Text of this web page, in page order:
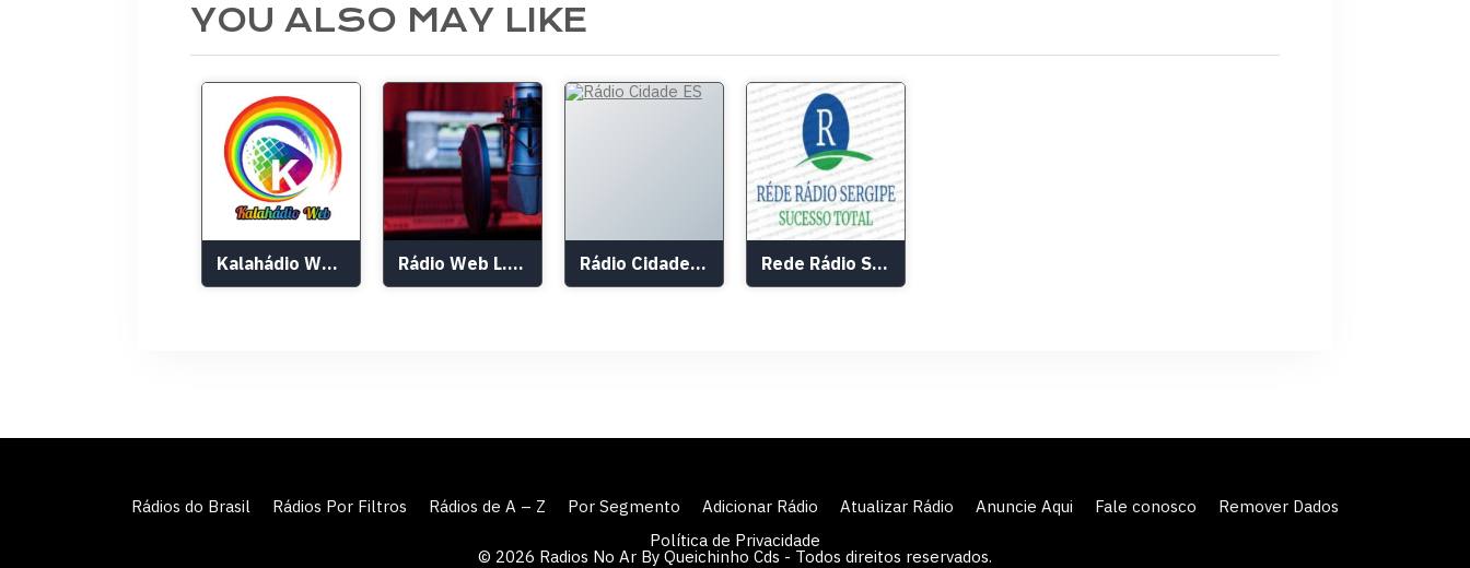
YOU ALSO MAY LIKE
Kalahádio Web Rádio Rádio Web L.Patos Rádio Cidade ES Rede Rádio Sergipe
Rádios do Brasil Rádios Por Filtros Rádios de A – Z Por Segmento Adicionar Rádio Atualizar Rádio Anuncie Aqui Fale conosco
Remover Dados
Política de Privacidade
© 2026 Radios No Ar By Queichinho Cds - Todos direitos reservados.